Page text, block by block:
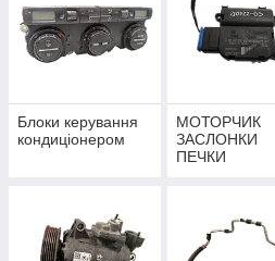
Блоки керування
кондиціонером
МОТОРЧИК
ЗАСЛОНКИ
ПЕЧКИ